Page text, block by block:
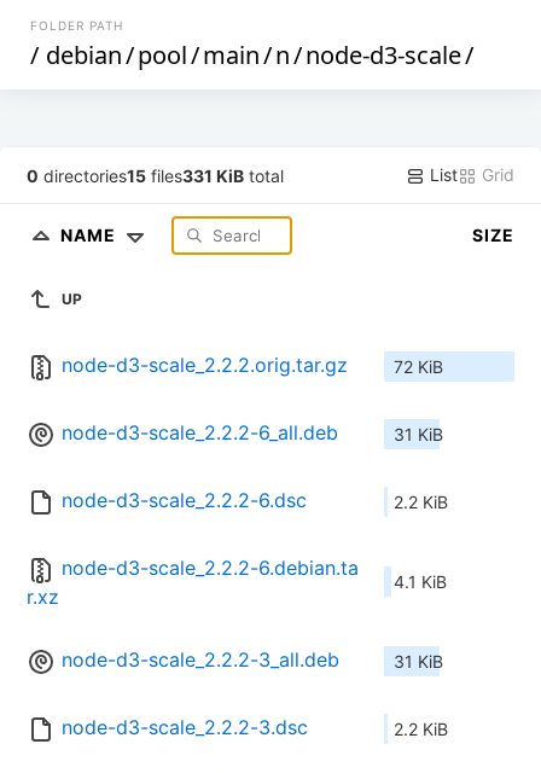
FOLDER PATH
/ debian/pool/main/n/node-d3-scale/
0 directories15 files331 KiB total List Grid
NAME SIZE
UP
node-d3-scale_2.2.2.orig.tar.gz 72 KiB
node-d3-scale_2.2.2-6_all.deb 31 KiB
node-d3-scale_2.2.2-6.dsc 2.2 KiB
node-d3-scale_2.2.2-6.debian.ta
r.xz
4.1 KiB
node-d3-scale_2.2.2-3_all.deb 31 KiB
node-d3-scale_2.2.2-3.dsc 2.2 KiB